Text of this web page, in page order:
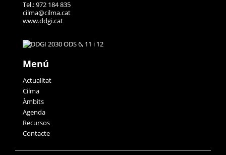
Tel.: 972 184 835
cilma@cilma.cat
www.ddgi.cat
Menú
Actualitat
Cilma
Àmbits
Agenda
Recursos
Contacte